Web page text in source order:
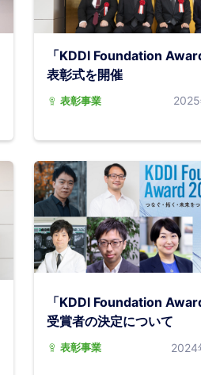
「KDDI Foundation
表彰式を開催
表彰事業
「KDDI Foundation
受賞者の決定について
表彰事業 2024